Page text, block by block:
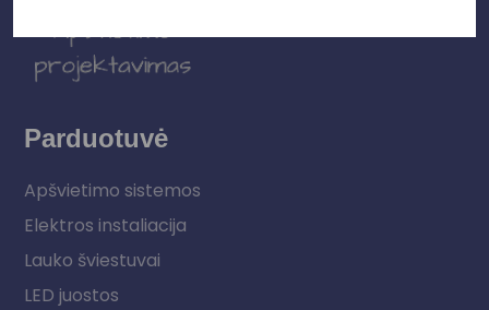
Parduotuvė
Apšvietimo sistemos
Elektros instaliacija
Lauko šviestuvai
LED juostos